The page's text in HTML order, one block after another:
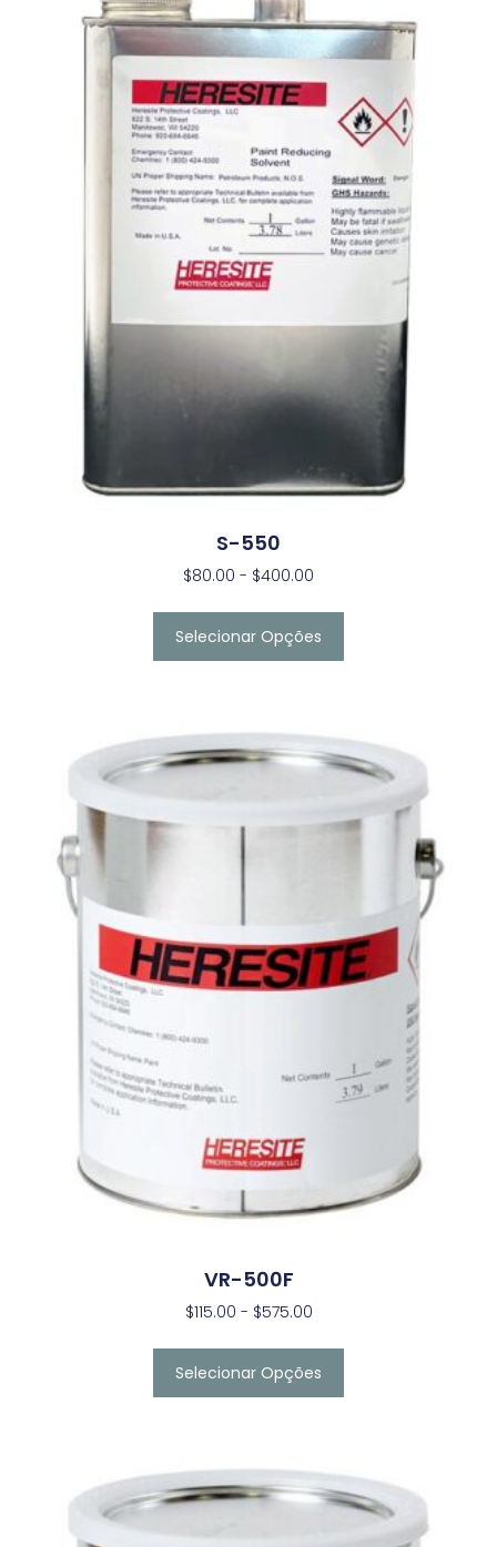
S-550
$80.00 - $400.00
Selecionar Opções
VR-500F
$115.00 - $575.00
Selecionar Opções